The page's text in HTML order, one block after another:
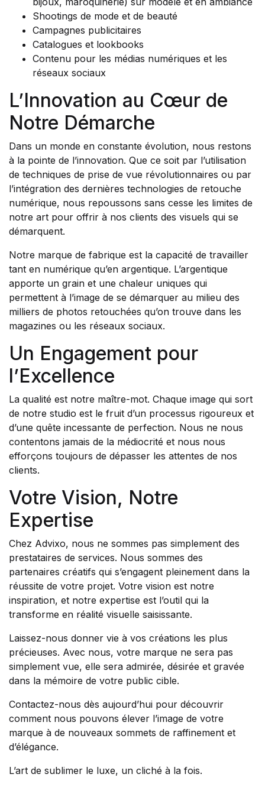
Shootings de mode et de beauté
Campagnes publicitaires
Catalogues et lookbooks
Contenu pour les médias numériques et les
réseaux sociaux
L’Innovation au Cœur de
Notre Démarche
Dans un monde en constante évolution, nous restons
à la pointe de l’innovation. Que ce soit par l’utilisation
de techniques de prise de vue révolutionnaires ou par
l’intégration des dernières technologies de retouche
numérique, nous repoussons sans cesse les limites de
notre art pour offrir à nos clients des visuels qui se
démarquent.
Notre marque de fabrique est la capacité de travailler
tant en numérique qu’en argentique. L’argentique
apporte un grain et une chaleur uniques qui
permettent à l’image de se démarquer au milieu des
milliers de photos retouchées qu’on trouve dans les
magazines ou les réseaux sociaux.
Un Engagement pour
l’Excellence
La qualité est notre maître-mot. Chaque image qui sort
de notre studio est le fruit d’un processus rigoureux et
d’une quête incessante de perfection. Nous ne nous
contentons jamais de la médiocrité et nous nous
efforçons toujours de dépasser les attentes de nos
clients.
Votre Vision, Notre
Expertise
Chez Advixo, nous ne sommes pas simplement des
prestataires de services. Nous sommes des
partenaires créatifs qui s’engagent pleinement dans la
réussite de votre projet. Votre vision est notre
inspiration, et notre expertise est l’outil qui la
transforme en réalité visuelle saisissante.
Laissez-nous donner vie à vos créations les plus
précieuses. Avec nous, votre marque ne sera pas
simplement vue, elle sera admirée, désirée et gravée
dans la mémoire de votre public cible.
Contactez-nous dès aujourd’hui pour découvrir
comment nous pouvons élever l’image de votre
marque à de nouveaux sommets de raffinement et
d’élégance.
L’art de sublimer le luxe, un cliché à la fois.